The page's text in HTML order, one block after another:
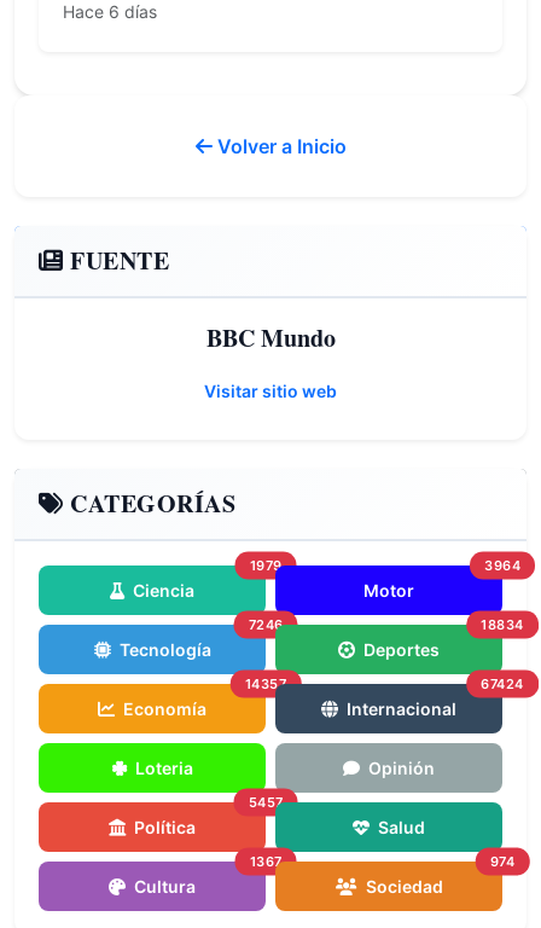
Hace 6 días
Volver a Inicio
FUENTE
BBC Mundo
Visitar sitio web
CATEGORÍAS
Ciencia
1979
Motor
3964
Tecnología
7246
Deportes
18834
Economía
14357
Internacional
67424
Loteria Opinión
Política
5457
Salud
Cultura
1367
Sociedad
974